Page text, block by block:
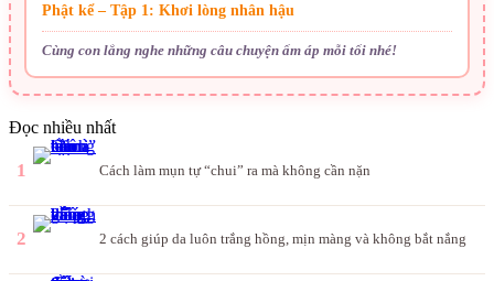
Phật kể – Tập 1: Khơi lòng nhân hậu
Cùng con lắng nghe những câu chuyện ấm áp mỗi tối nhé!
Đọc nhiều nhất
1 Cách làm mụn tự “chui” ra mà không cần nặn
2 2 cách giúp da luôn trắng hồng, mịn màng và không bắt nắng